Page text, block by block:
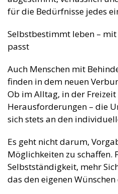
für die Bedürfnisse jedes
Selbstbestimmt leben –
passt
Auch Menschen mit
finden in dem neuen
Ob im Alltag, in der
Herausforderungen – die
sich stets an den
Es geht nicht darum,
Möglichkeiten zu schaffen.
Selbstständigkeit, mehr
das den eigenen